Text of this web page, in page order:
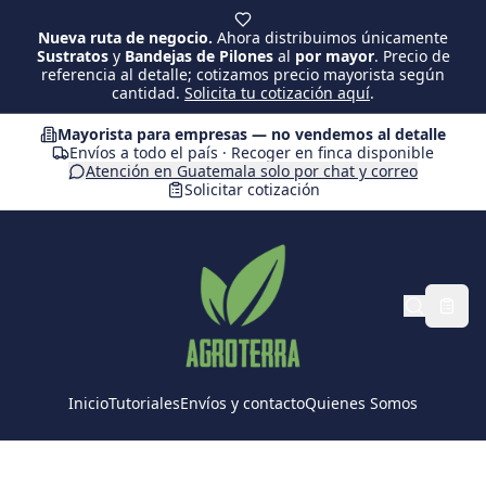
Nueva ruta de negocio. Ahora distribuimos únicamente
Sustratosy Bandejas de Pilonesal por mayor. Precio de
referencia al detalle; cotizamos precio mayorista según
cantidad. Solicita tu cotización aquí.
Mayorista para empresas — no vendemos al detalle
Envíos a todo el país · Recoger en finca disponible
Atención en Guatemala solo por chat y correo
Solicitar cotización
InicioTutorialesEnvíos y contactoQuienes Somos